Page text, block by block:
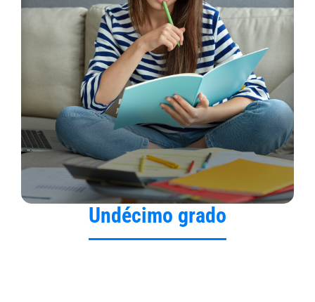
Undécimo grado